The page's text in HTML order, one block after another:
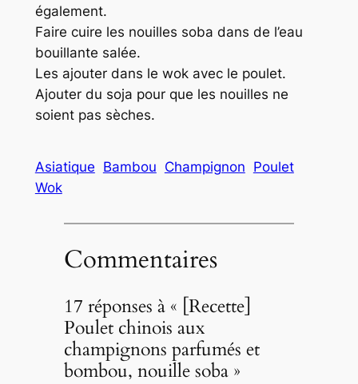
également.
Faire cuire les nouilles soba dans de l’eau
bouillante salée.
Les ajouter dans le wok avec le poulet.
Ajouter du soja pour que les nouilles ne
soient pas sèches.
Asiatique Bambou Champignon Poulet
Wok
Commentaires
17 réponses à « [Recette]
Poulet chinois aux
champignons parfumés et
bombou, nouille soba »